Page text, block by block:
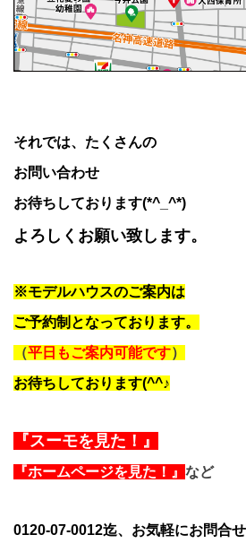
それでは、たくさんの
お問い合わせ
お待ちしております(*^_^*)
よろしくお願い致します。
※モデルハウスのご案内は
ご予約制となっております。
（平日もご案内可能です）
お待ちしております(^^♪
『スーモを見た！』
『ホームページを見た！』 など
0120-07-0012迄、お気軽にお問合せ